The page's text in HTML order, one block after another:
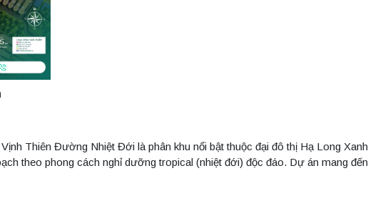
Thiên Đường Nhiệt Đới là phân khu nổi bật thuộc đại đô thị Hạ Long Xanh
theo phong cách nghỉ dưỡng tropical (nhiệt đới) độc đáo. Dự án mang đến